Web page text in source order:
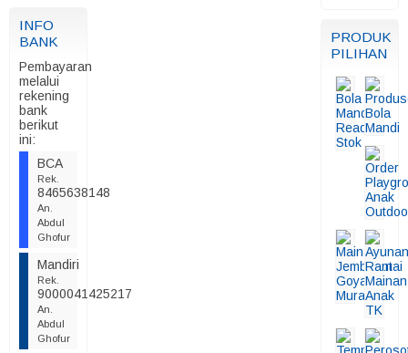
INFO
BANK
Pembayaran
melalui
rekening
bank
berikut
ini:
BCA
Rek.
8465638148
An.
Abdul
Ghofur
Mandiri
Rek.
9000041425217
An.
Abdul
Ghofur
PRODUK
PILIHAN